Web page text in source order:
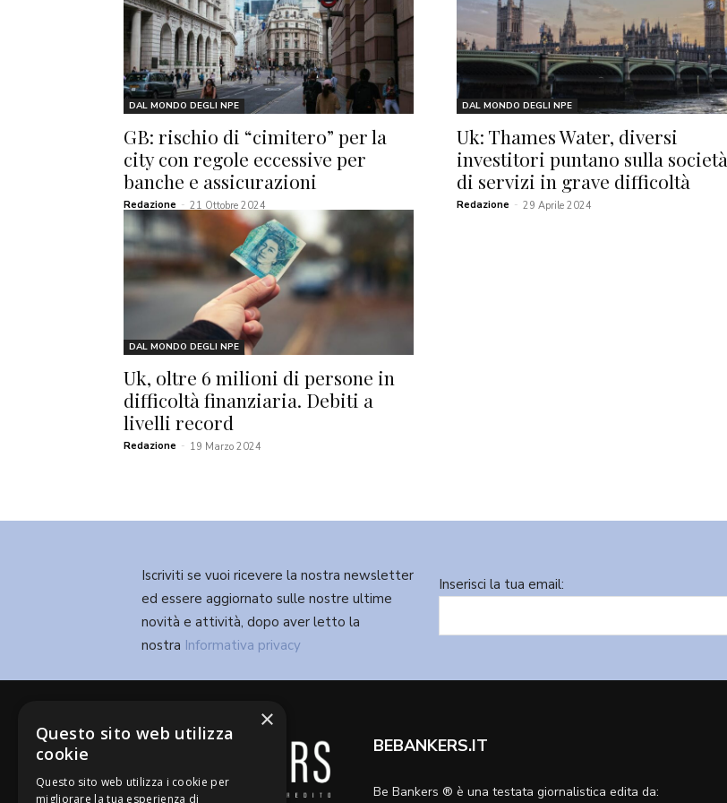
DAL MONDO DEGLI NPE
GB: rischio di “cimitero” per la
city con regole eccessive per
banche e assicurazioni
Redazione - 21 Ottobre 2024
DAL MONDO DEGLI NPE
Uk: Thames Water, diversi
investitori puntano sulla società
di servizi in grave difficoltà
Redazione - 29 Aprile 2024
DAL MONDO DEGLI NPE
Uk, oltre 6 milioni di persone in
difficoltà finanziaria. Debiti a
livelli record
Redazione - 19 Marzo 2024
Iscriviti se vuoi ricevere la nostra newsletter
ed essere aggiornato sulle nostre ultime
novità e attività, dopo aver letto la
nostra Informativa privacy
Inserisci la tua email:
BEBANKERS.IT
Be Bankers ® è una testata giornalistica edita da:
×
Questo sito web utilizza
cookie
Questo sito web utilizza i cookie per
migliorare la tua esperienza di